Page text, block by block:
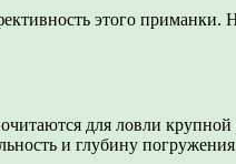
этого
для ловли
и глубину погружения